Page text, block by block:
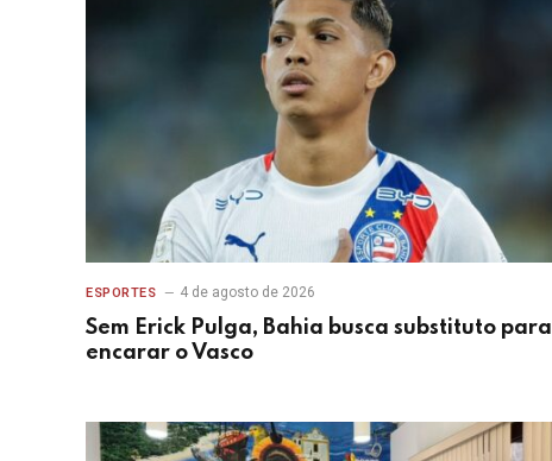
ESPORTES 4 de agosto de 2026
Sem Erick Pulga, Bahia busca substituto para
encarar o Vasco